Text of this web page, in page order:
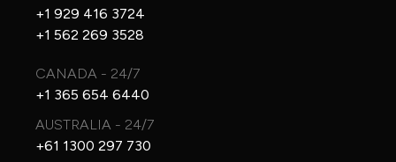
+1 929 416 3724
+1 562 269 3528
CANADA - 24/7
+1 365 654 6440
AUSTRALIA - 24/7
+61 1300 297 730